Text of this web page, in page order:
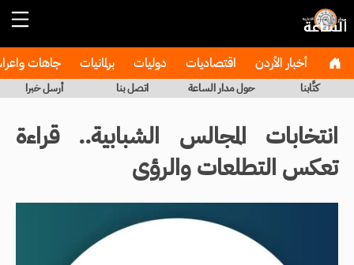
أخبار الأردن اقتصاديات دوليات برلمانيات جاهات
كتَّابنا حول مدار الساعة اتصل بنا أرسل خبرا
انتخابات المجالس الشبابية.. قراءة
تعكس التطلعات والرؤى